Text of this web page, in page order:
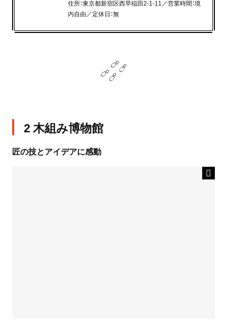
住所：東京都新宿区西早稲田2-1-11／営業時間：境
内自由／定休日：無
2 木組み博物館
匠の技とアイデアに感動